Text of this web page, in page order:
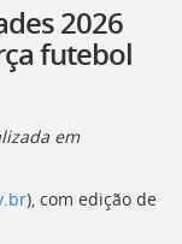
2026
futebol
em
), com edição de